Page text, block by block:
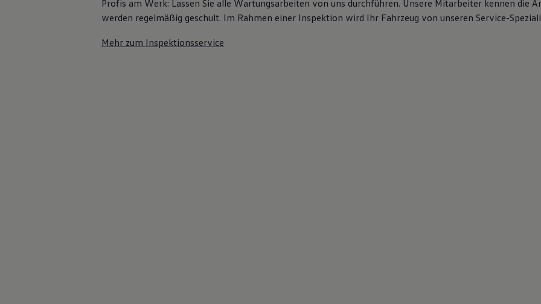
Profis am Werk: Lassen Sie alle Wartungsarbeiten von uns durchführen. Unsere Mitarbeiter kennen die
werden regelmäßig geschult. Im Rahmen einer Inspektion wird Ihr Fahrzeug von unseren Service-
Mehr zum Inspektionsservice